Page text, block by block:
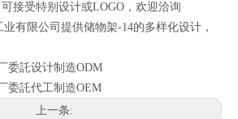
接受特别设计或LOGO，欢迎洽询
有限公司提供储物架-14的多样化设计，
委託设计制造ODM
委託代工制造OEM
上一条: